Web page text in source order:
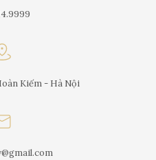
Kiếm - Hà Nội